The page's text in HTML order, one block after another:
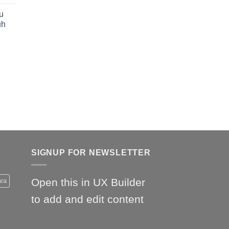
SIGNUP FOR NEWSLETTER
Open this in UX Builder
to add and edit content